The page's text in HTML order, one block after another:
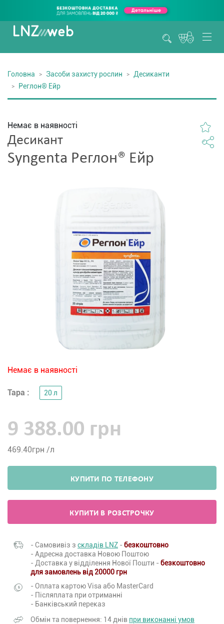
Головна Засоби захисту рослин
Десиканти
Реглон® Ейр
Немає в наявності
Десикант
Syngenta Реглон® Ейр
Немає в наявності
Тара : 20 л
9 388.00 грн
469.40грн /л
КУПИТИ ПО ТЕЛЕФОНУ
КУПИТИ В РОЗСТРОЧКУ
- Самовивіз з складів LNZ - безкоштовно
- Адресна доставка Новою Поштою
- Доставка у відділення Нової Пошти - безкоштовно
для замовлень від 20000 грн
- Оплата картою Visa або MasterCard
- Післяплата при отриманні
- Банківський переказ
Обмін та повернення: 14 днів при виконанні умов